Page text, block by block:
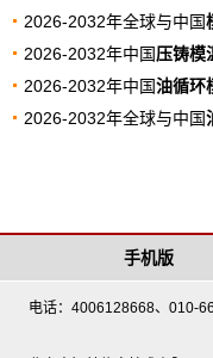
2026-2032年全球与中国
2026-2032年中国压铸模
2026-2032年中国油循环
2026-2032年全球与中国
手机版
电话：4006128668、